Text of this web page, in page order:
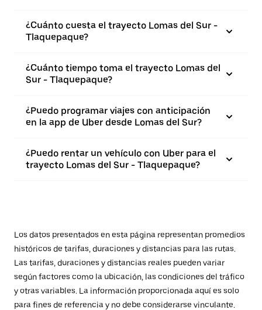
¿Cuánto cuesta el trayecto Lomas del Sur -
Tlaquepaque?
¿Cuánto tiempo toma el trayecto Lomas del
Sur - Tlaquepaque?
¿Puedo programar viajes con anticipación
en la app de Uber desde Lomas del Sur?
¿Puedo rentar un vehículo con Uber para el
trayecto Lomas del Sur - Tlaquepaque?
Los datos presentados en esta página representan promedios
históricos de tarifas, duraciones y distancias para las rutas.
Las tarifas, duraciones y distancias reales pueden variar
según factores como la ubicación, las condiciones del tráfico
y otras variables. La información proporcionada aquí es solo
para fines de referencia y no debe considerarse vinculante.